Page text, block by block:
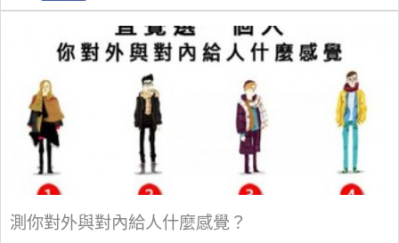
測你對外與對內給人什麼感覺？